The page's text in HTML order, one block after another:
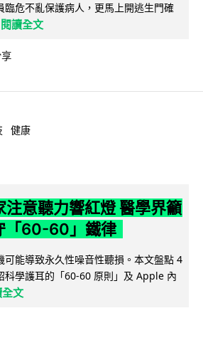
臨危不亂保護病人，更馬上開逃生門確
閱讀全文
健康
意聽力響紅燈 醫學界籲
「60-60」鐵律
可能導致永久性噪音性聽損。本文盤點 4
科學護耳的「60-60 原則」及 Apple 內
全文